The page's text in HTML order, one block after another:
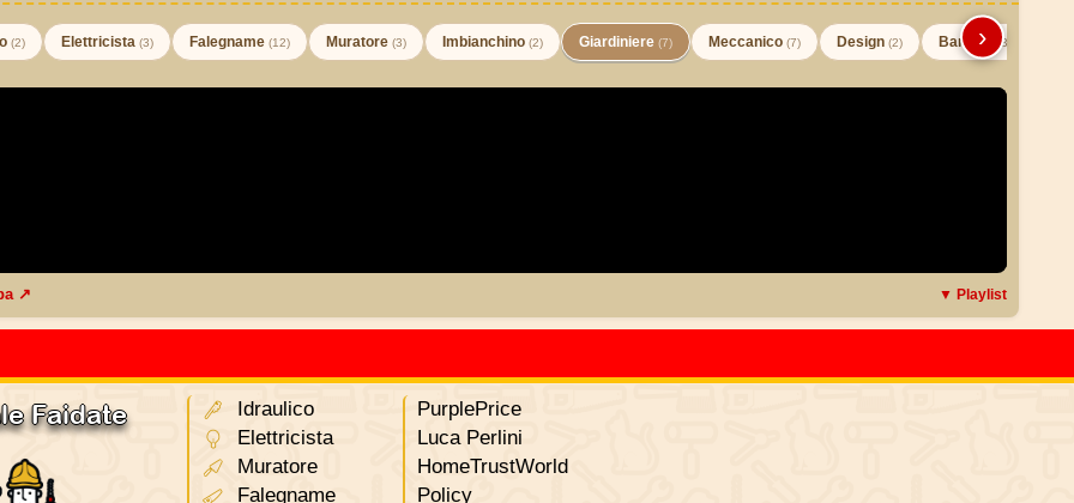
(2) Elettricista (3) Falegname (12) Muratore (3) Imbianchino (2) Giardiniere (7) Meccanico (7) Design (2) Barman (3)
›
↗ ▼ Playlist
Faidate
Idraulico
Elettricista
Muratore
Falegname
PurplePrice
Luca Perlini
HomeTrustWorld
Policy